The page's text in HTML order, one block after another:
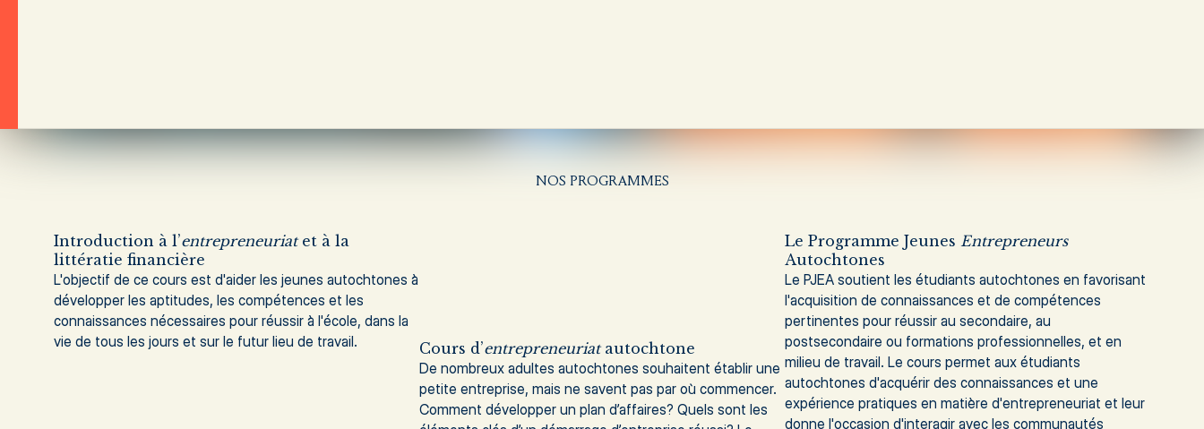
NOS PROGRAMMES
Introduction à l’entrepreneuriatet à la
littératie financière
L'objectif de ce cours est d'aider les jeunes autochtones à
développer les aptitudes, les compétences et les
connaissances nécessaires pour réussir à l'école, dans la
vie de tous les jours et sur le futur lieu de travail.
Cours d’entrepreneuriatautochtone
De nombreux adultes autochtones souhaitent établir une
petite entreprise, mais ne savent pas par où commencer.
Comment développer un plan d’affaires? Quels sont les
Le Programme Jeunes Entrepreneurs
Autochtones
Le PJEA soutient les étudiants autochtones en favorisant
l'acquisition de connaissances et de compétences
pertinentes pour réussir au secondaire, au
postsecondaire ou formations professionnelles, et en
milieu de travail. Le cours permet aux étudiants
autochtones d'acquérir des connaissances et une
expérience pratiques en matière d'entrepreneuriat et leur
donne l'occasion d'interagir avec les communautés